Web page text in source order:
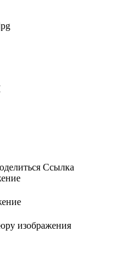
Ссылка
изображения